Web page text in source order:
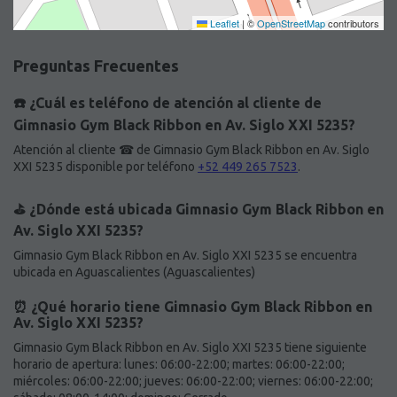
Leaflet| ©OpenStreetMapcontributors
Preguntas Frecuentes
☎️ ¿Cuál es teléfono de atención al cliente de
Gimnasio Gym Black Ribbon en Av. Siglo XXI 5235?
Atención al cliente ☎ de Gimnasio Gym Black Ribbon en Av. Siglo
XXI 5235 disponible por teléfono +52 449 265 7523.
⛳️ ¿Dónde está ubicada Gimnasio Gym Black Ribbon en
Av. Siglo XXI 5235?
Gimnasio Gym Black Ribbon en Av. Siglo XXI 5235 se encuentra
ubicada en Aguascalientes (Aguascalientes)
⏰ ¿Qué horario tiene Gimnasio Gym Black Ribbon en
Av. Siglo XXI 5235?
Gimnasio Gym Black Ribbon en Av. Siglo XXI 5235 tiene siguiente
horario de apertura: lunes: 06:00-22:00; martes: 06:00-22:00;
miércoles: 06:00-22:00; jueves: 06:00-22:00; viernes: 06:00-22:00;